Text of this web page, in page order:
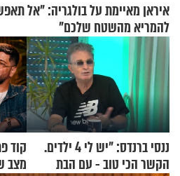
איראן מאיימת על בולגריה: "אל
להמריא מהשטח שלכם"
ננסי ברנדס: "יש לי 4 ילדים.
הקשר הכי טוב - עם הבת
קוד
מצב